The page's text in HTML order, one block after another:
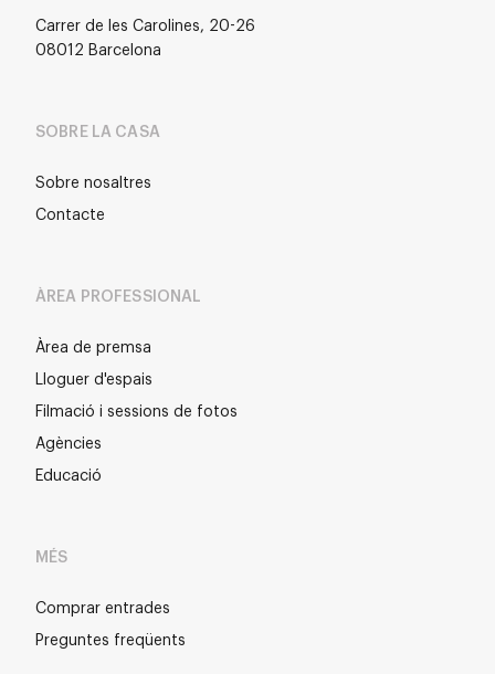
Carrer de les Carolines, 20-26
08012 Barcelona
SOBRE LA CASA
Sobre nosaltres
Contacte
ÀREA PROFESSIONAL
Àrea de premsa
Lloguer d'espais
Filmació i sessions de fotos
Agències
Educació
MÉS
Comprar entrades
Preguntes freqüents